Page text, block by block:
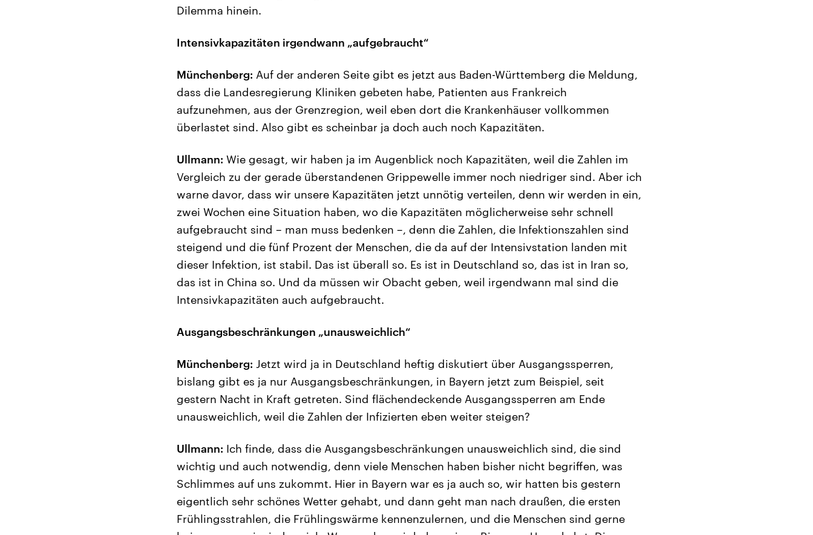
Dilemma hinein.
Intensivkapazitäten irgendwann „aufgebraucht“
Münchenberg: Auf der anderen Seite gibt es jetzt aus Baden-Württemberg die Meldung,
dass die Landesregierung Kliniken gebeten habe, Patienten aus Frankreich
aufzunehmen, aus der Grenzregion, weil eben dort die Krankenhäuser vollkommen
überlastet sind. Also gibt es scheinbar ja doch auch noch Kapazitäten.
Ullmann: Wie gesagt, wir haben ja im Augenblick noch Kapazitäten, weil die Zahlen im
Vergleich zu der gerade überstandenen Grippewelle immer noch niedriger sind. Aber ich
warne davor, dass wir unsere Kapazitäten jetzt unnötig verteilen, denn wir werden in ein,
zwei Wochen eine Situation haben, wo die Kapazitäten möglicherweise sehr schnell
aufgebraucht sind – man muss bedenken –, denn die Zahlen, die Infektionszahlen sind
steigend und die fünf Prozent der Menschen, die da auf der Intensivstation landen mit
dieser Infektion, ist stabil. Das ist überall so. Es ist in Deutschland so, das ist in Iran so,
das ist in China so. Und da müssen wir Obacht geben, weil irgendwann mal sind die
Intensivkapazitäten auch aufgebraucht.
Ausgangsbeschränkungen „unausweichlich“
Münchenberg: Jetzt wird ja in Deutschland heftig diskutiert über Ausgangssperren,
bislang gibt es ja nur Ausgangsbeschränkungen, in Bayern jetzt zum Beispiel, seit
gestern Nacht in Kraft getreten. Sind flächendeckende Ausgangssperren am Ende
unausweichlich, weil die Zahlen der Infizierten eben weiter steigen?
Ullmann: Ich finde, dass die Ausgangsbeschränkungen unausweichlich sind, die sind
wichtig und auch notwendig, denn viele Menschen haben bisher nicht begriffen, was
Schlimmes auf uns zukommt. Hier in Bayern war es ja auch so, wir hatten bis gestern
eigentlich sehr schönes Wetter gehabt, und dann geht man nach draußen, die ersten
Frühlingsstrahlen, die Frühlingswärme kennenzulernen, und die Menschen sind gerne